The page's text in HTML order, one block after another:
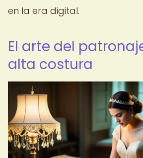
en la era digital.
El arte del
alta costura